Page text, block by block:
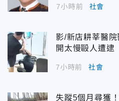
7小時前 社會
影/新店耕莘醫
開太慢毆人遭逮
7小時前 社會
失蹤5個月尋獲